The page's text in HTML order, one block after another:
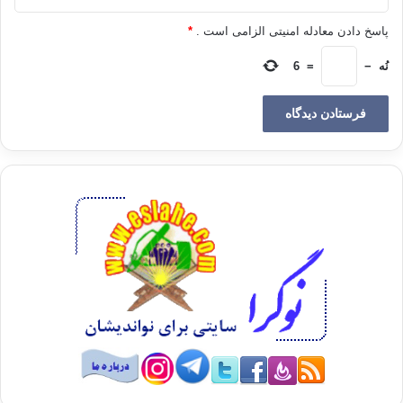
ها
و کشورها بررسی می شود ، و به جوانب تمدنی و فرهنگی تاریخ اسلام بی
. همچنین وقایع تاریخی نیز با استناد به کتاب های مستشرقان و به صورتی
تحریف شده
منظومه ی دینداری در آموزش های مصر به عنوان منظومه ای ناتوان از ایجاد
، آزادی و متفکری است که خواههان مشارکت است و مصلحت جامعه را بر
مصلحت فرد مقدم
می دارد ، با درد جامعه زندگی می کند و با آن به نحوی مثبت برخورد می کند ،
ی دفاع از کرامت خود است ، و در برابر ظلم اجتماعی می ایستد . بر عکس
آموزشی در مدارس مصر فضای اطاعت است . معلم در این فضا به تلقین و
جهت بخشیدن به
پاسخ دادن معادله امنیتی الزامی است . *
نُه −
=
6